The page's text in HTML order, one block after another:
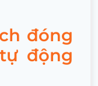
đóng
động